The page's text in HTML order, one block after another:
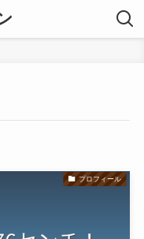
プロフィール